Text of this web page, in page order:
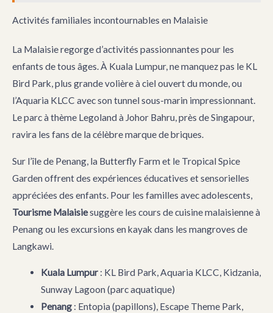
Activités familiales incontournables en Malaisie
La Malaisie regorge d’activités passionnantes pour les
enfants de tous âges. À Kuala Lumpur, ne manquez pas le KL
Bird Park, plus grande volière à ciel ouvert du monde, ou
l’Aquaria KLCC avec son tunnel sous-marin impressionnant.
Le parc à thème Legoland à Johor Bahru, près de Singapour,
ravira les fans de la célèbre marque de briques.
Sur l’île de Penang, la Butterfly Farm et le Tropical Spice
Garden offrent des expériences éducatives et sensorielles
appréciées des enfants. Pour les familles avec adolescents,
Tourisme Malaisiesuggère les cours de cuisine malaisienne à
Penang ou les excursions en kayak dans les mangroves de
Langkawi.
Kuala Lumpur: KL Bird Park, Aquaria KLCC, Kidzania,
Sunway Lagoon (parc aquatique)
Penang: Entopia (papillons), Escape Theme Park,